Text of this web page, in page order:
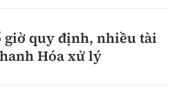
giờ quy định, nhiều tài
Hóa xử lý